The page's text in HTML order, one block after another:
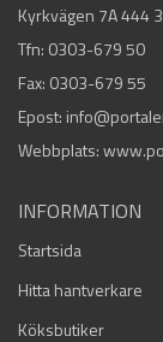
Kyrkvägen 7A 444
Tfn: 0303-679 50
Fax: 0303-679 55
Epost:
Webbplats:
INFORMATION
Startsida
Hitta hantverkare
Köksbutiker